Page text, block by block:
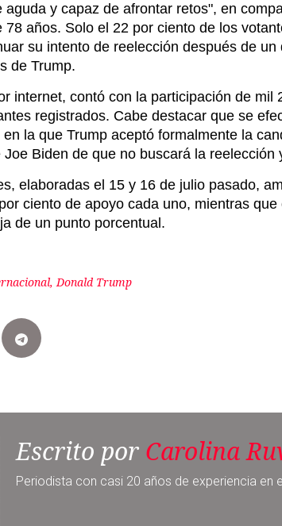
registrados. Cabe destacar que se
la que Trump aceptó formalmente la
Biden de que no buscará la reelección
elaboradas el 15 y 16 de julio pasado,
ciento de apoyo cada uno, mientras
de un punto porcentual.
Donald Trump
Escrito por